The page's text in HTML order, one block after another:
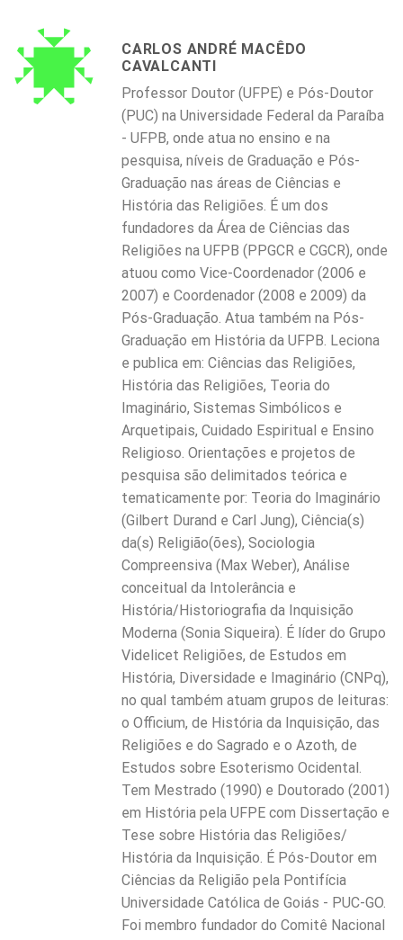
CARLOS ANDRÉ MACÊDO
CAVALCANTI
Professor Doutor (UFPE) e Pós-Doutor
(PUC) na Universidade Federal da Paraíba
- UFPB, onde atua no ensino e na
pesquisa, níveis de Graduação e Pós-
Graduação nas áreas de Ciências e
História das Religiões. É um dos
fundadores da Área de Ciências das
Religiões na UFPB (PPGCR e CGCR), onde
atuou como Vice-Coordenador (2006 e
2007) e Coordenador (2008 e 2009) da
Pós-Graduação. Atua também na Pós-
Graduação em História da UFPB. Leciona
e publica em: Ciências das Religiões,
História das Religiões, Teoria do
Imaginário, Sistemas Simbólicos e
Arquetipais, Cuidado Espiritual e Ensino
Religioso. Orientações e projetos de
pesquisa são delimitados teórica e
tematicamente por: Teoria do Imaginário
(Gilbert Durand e Carl Jung), Ciência(s)
da(s) Religião(ões), Sociologia
Compreensiva (Max Weber), Análise
conceitual da Intolerância e
História/Historiografia da Inquisição
Moderna (Sonia Siqueira). É líder do Grupo
Videlicet Religiões, de Estudos em
História, Diversidade e Imaginário (CNPq),
no qual também atuam grupos de leituras:
o Officium, de História da Inquisição, das
Religiões e do Sagrado e o Azoth, de
Estudos sobre Esoterismo Ocidental.
Tem Mestrado (1990) e Doutorado (2001)
em História pela UFPE com Dissertação e
Tese sobre História das Religiões/
História da Inquisição. É Pós-Doutor em
Ciências da Religião pela Pontifícia
Universidade Católica de Goiás - PUC-GO.
Foi membro fundador do Comitê Nacional